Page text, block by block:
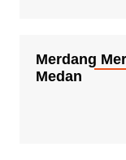
Merdang
Medan